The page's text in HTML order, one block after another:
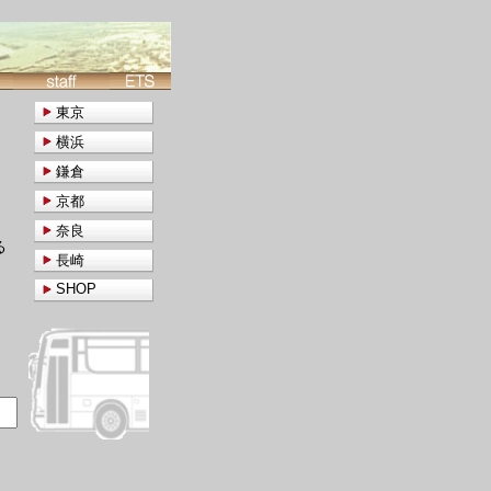
東京
横浜
鎌倉
京都
奈良
長崎
SHOP